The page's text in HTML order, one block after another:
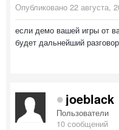
Опубликовано 22 августа,
если демо вашей игры от
будет дальнейший разговор
joeblack
Пользователи
10 сообщений